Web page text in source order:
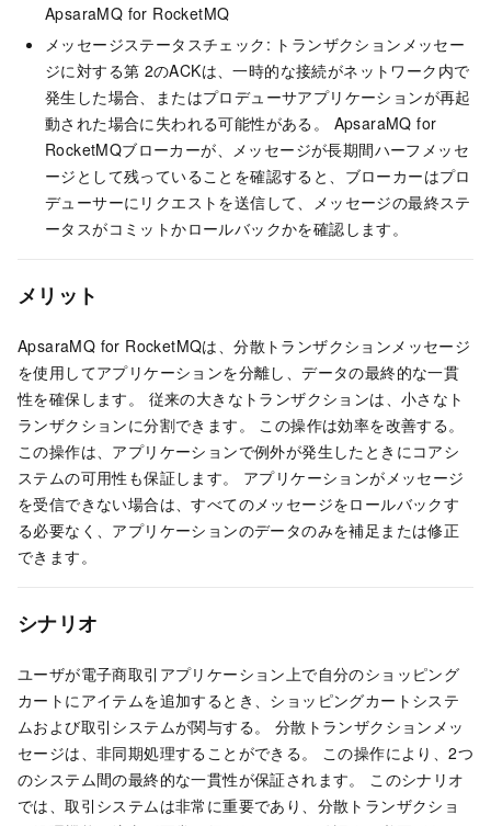
ApsaraMQ for RocketMQ
メッセージステータスチェック: トランザクションメッセー
ジに対する第 2のACKは、一時的な接続がネットワーク内で
発生した場合、またはプロデューサアプリケーションが再起
動された場合に失われる可能性がある。 ApsaraMQ for
RocketMQブローカーが、メッセージが長期間ハーフメッセ
ージとして残っていることを確認すると、ブローカーはプロ
デューサーにリクエストを送信して、メッセージの最終ステ
ータスがコミットかロールバックかを確認します。
メリット
ApsaraMQ for RocketMQは、分散トランザクションメッセージ
を使用してアプリケーションを分離し、データの最終的な一貫
性を確保します。 従来の大きなトランザクションは、小さなト
ランザクションに分割できます。 この操作は効率を改善する。
この操作は、アプリケーションで例外が発生したときにコアシ
ステムの可用性も保証します。 アプリケーションがメッセージ
を受信できない場合は、すべてのメッセージをロールバックす
る必要なく、アプリケーションのデータのみを補足または修正
できます。
シナリオ
ユーザが電子商取引アプリケーション上で自分のショッピング
カートにアイテムを追加するとき、ショッピングカートシステ
ムおよび取引システムが関与する。 分散トランザクションメッ
セージは、非同期処理することができる。 この操作により、2つ
のシステム間の最終的な一貫性が保証されます。 このシナリオ
では、取引システムは非常に重要であり、分散トランザクショ